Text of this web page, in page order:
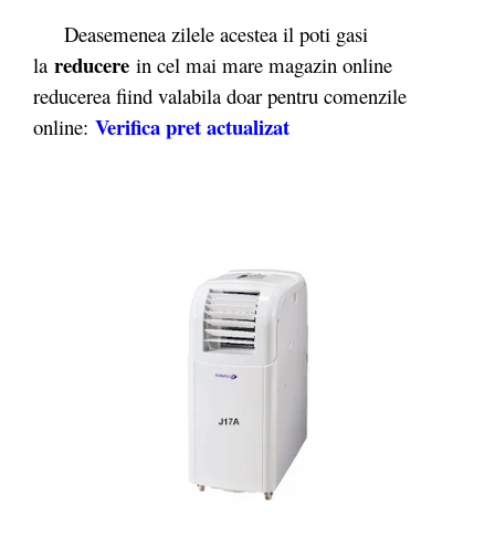
Deasemenea zilele acestea il poti gasi
la reducere in cel mai mare magazin online
reducerea fiind valabila doar pentru comenzile
online: Verifica pret actualizat